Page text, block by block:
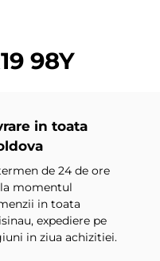
98Y
in toata
de 24 de ore
momentul
in toata
expediere pe
in ziua achizitiei.